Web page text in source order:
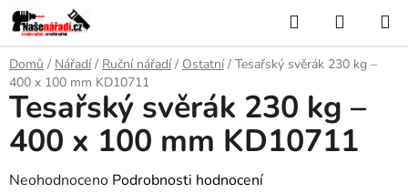
Přejít
na
obsah
Hledat
KOŠÍK
Domů / Nářadí / Ruční nářadí / Ostatní / Tesařský svěrák 230 kg –
400 x 100 mm KD10711
Tesařský svěrák 230 kg –
400 x 100 mm KD10711
Průměrné
Neohodnoceno Podrobnosti hodnocení